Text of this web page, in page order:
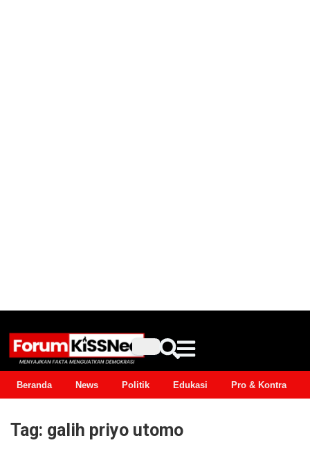
Beranda News Politik Edukasi Pro & Kontra
Tag: galih priyo utomo